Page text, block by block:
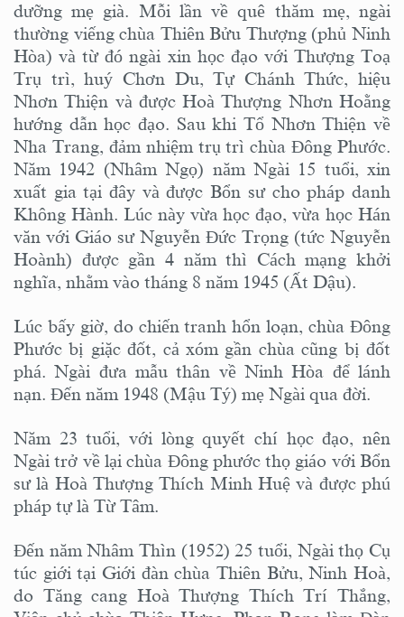
dưỡng mẹ già. Mỗi lần về quê thăm mẹ, ngài
thường viếng chùa Thiên Bửu Thượng (phủ Ninh
Hòa) và từ đó ngài xin học đạo với Thượng Toạ
Trụ trì, huý Chơn Du, Tự Chánh Thức, hiệu
Nhơn Thiện và được Hoà Thượng Nhơn Hoằng
hướng dẫn học đạo. Sau khi Tổ Nhơn Thiện về
Nha Trang, đảm nhiệm trụ trì chùa Đông Phước.
Năm 1942 (Nhâm Ngọ) năm Ngài 15 tuổi, xin
xuất gia tại đây và được Bổn sư cho pháp danh
Không Hành. Lúc này vừa học đạo, vừa học Hán
văn với Giáo sư Nguyễn Đức Trọng (tức Nguyễn
Hoành) được gần 4 năm thì Cách mạng khởi
nghĩa, nhằm vào tháng 8 năm 1945 (Ất Dậu).
Lúc bấy giờ, do chiến tranh hổn loạn, chùa Đông
Phước bị giặc đốt, cả xóm gần chùa cũng bị đốt
phá. Ngài đưa mẫu thân về Ninh Hòa để lánh
nạn. Đến năm 1948 (Mậu Tý) mẹ Ngài qua đời.
Năm 23 tuổi, với lòng quyết chí học đạo, nên
Ngài trở về lại chùa Đông phước thọ giáo với Bổn
sư là Hoà Thượng Thích Minh Huệ và được phú
pháp tự là Từ Tâm.
Đến năm Nhâm Thìn (1952) 25 tuổi, Ngài thọ Cụ
túc giới tại Giới đàn chùa Thiên Bửu, Ninh Hoà,
do Tăng cang Hoà Thượng Thích Trí Thắng,